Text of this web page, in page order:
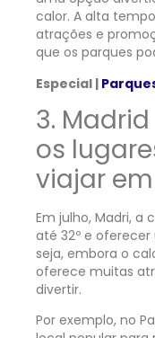
calor. A alta
atrações e
que os parques
Especial |
3.
os
viajar
Em julho, Madri, a
até 32º e
seja, embora o
oferece muitas
divertir.
Por exemplo, no